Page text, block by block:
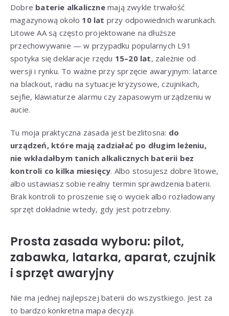
Dobre baterie alkalicznemają zwykle trwałość
magazynową około 10 lat przy odpowiednich warunkach.
Litowe AA są często projektowane na dłuższe
przechowywanie — w przypadku popularnych L91
spotyka się deklaracje rzędu 15–20 lat, zależnie od
wersji i rynku. To ważne przy sprzęcie awaryjnym: latarce
na blackout, radiu na sytuacje kryzysowe, czujnikach,
sejfie, klawiaturze alarmu czy zapasowym urządzeniu w
aucie.
Tu moja praktyczna zasada jest bezlitosna: do
urządzeń, które mają zadziałać po długim leżeniu,
nie wkładałbym tanich alkalicznych baterii bez
kontroli co kilka miesięcy. Albo stosujesz dobre litowe,
albo ustawiasz sobie realny termin sprawdzenia baterii.
Brak kontroli to proszenie się o wyciek albo rozładowany
sprzęt dokładnie wtedy, gdy jest potrzebny.
Prosta zasada wyboru: pilot,
zabawka, latarka, aparat, czujnik
i sprzęt awaryjny
Nie ma jednej najlepszej baterii do wszystkiego. Jest za
to bardzo konkretna mapa decyzji.